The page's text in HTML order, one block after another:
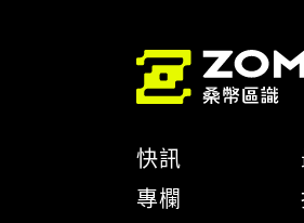
快訊
專欄